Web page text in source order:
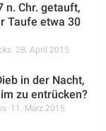
n. Chr. getauft,
Taufe etwa 30
28. April 2015
in der Nacht,
zu entrücken?
11. März 2015